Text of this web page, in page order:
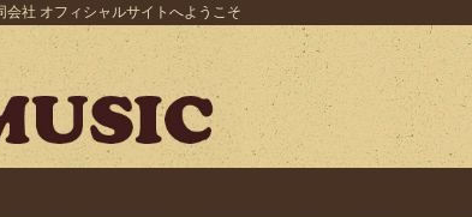
会社 オフィシャルサイトへようこそ